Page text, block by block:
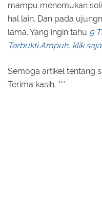
mampu menemukan
hal lain. Dan pada
lama. Yang ingin tahu 9
Terbukti Ampuh, klik
Semoga artikel tentang
Terima kasih. ***